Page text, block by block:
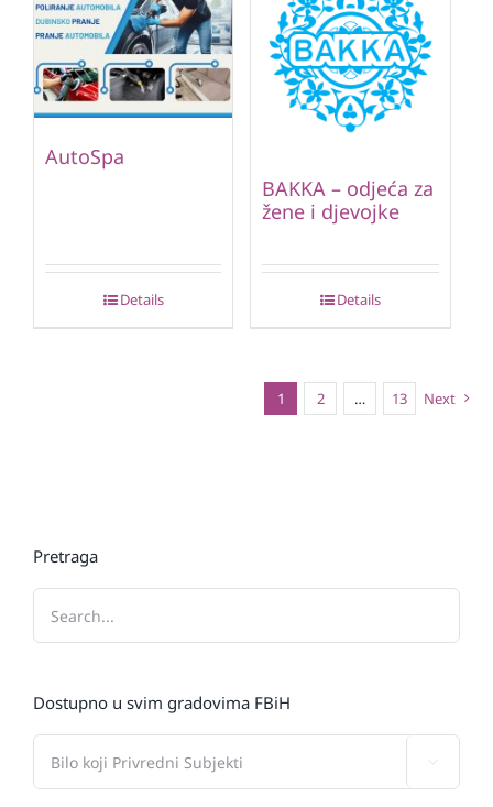
AutoSpa
Details
BAKKA – odjeća za
žene i djevojke
Details
1 2 … 13 Next
Pretraga
Dostupno u svim gradovima FBiH